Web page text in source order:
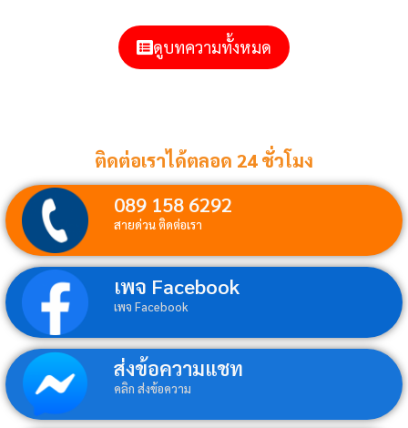
ดูบทความทั้งหมด
ติดต่อเราได้ตลอด 24 ชั่วโมง
089 158 6292
สายด่วน ติดต่อเรา
เพจ Facebook
เพจ Facebook
ส่งข้อความแชท
คลิก ส่งข้อความ